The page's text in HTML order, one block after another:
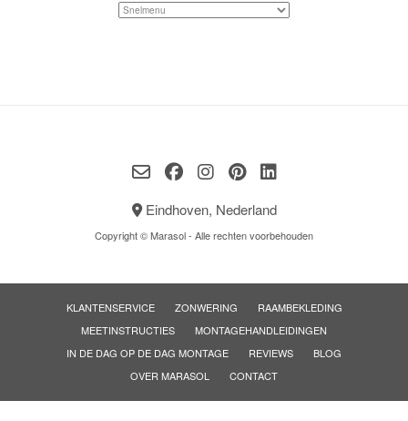
Eindhoven, Nederland
Copyright © Marasol - Alle rechten voorbehouden
KLANTENSERVICE ZONWERING
RAAMBEKLEDING
MEETINSTRUCTIES
MONTAGEHANDLEIDINGEN
IN DE DAG OP DE DAG MONTAGE
REVIEWS
BLOG
OVER MARASOL
CONTACT